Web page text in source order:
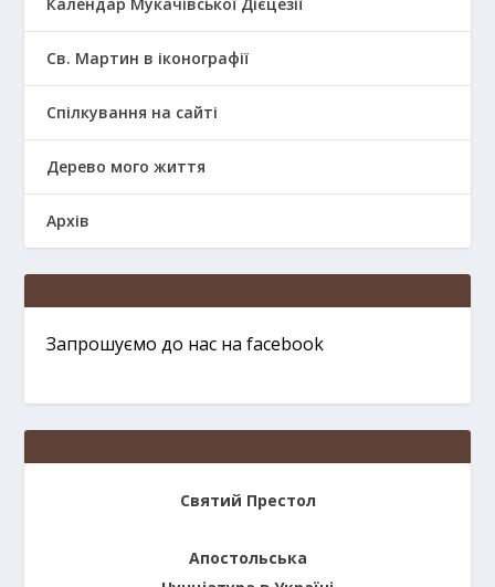
Св. Мартин в іконографії
Спілкування на сайті
Дерево мого життя
Архів
Запрошуємо до нас на facebook
Святий Престол
Апостольська